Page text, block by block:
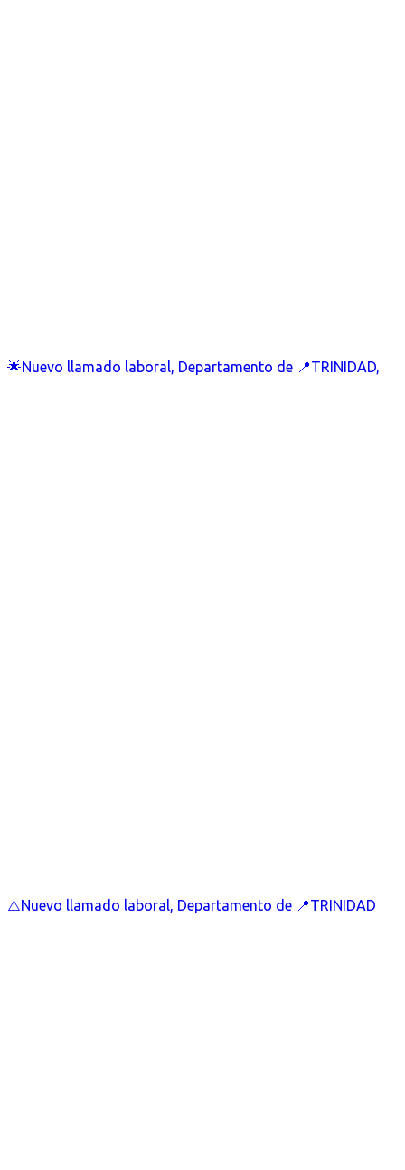
🌟Nuevo llamado laboral, Departamento de 📍TRINIDAD,
⚠️Nuevo llamado laboral, Departamento de 📍TRINIDAD